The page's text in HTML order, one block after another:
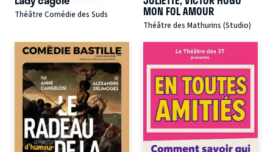
Théâtre Comédie des Suds MON FOL AMOUR
Théâtre des Mathurins (Studio)